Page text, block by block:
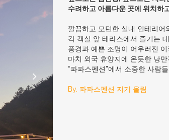
수려하고 아름다운 곳에 위치하
깔끔하고 모던한 실내 인테리어
각 객실 앞 테라스에서 즐기는
풍경과 예쁜 조명이 어우러진
마치 외국 휴양지에 온듯한 낭
“파파스펜션”에서 소중한 사람
By. 파파스펜션 지기 올림